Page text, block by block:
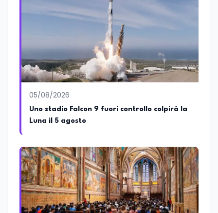
05/08/2026
Uno stadio Falcon 9 fuori controllo colpirà la
Luna il 5 agosto